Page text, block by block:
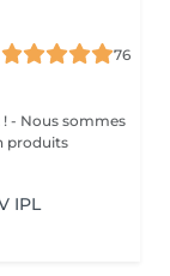
76
produits
IPL